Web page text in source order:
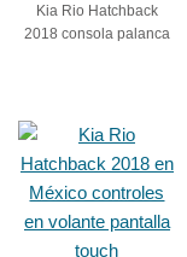
Kia Rio Hatchback
2018 consola palanca